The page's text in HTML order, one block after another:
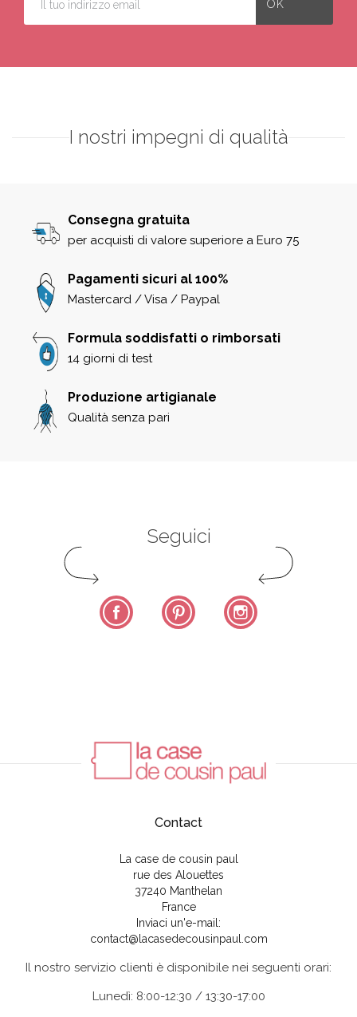
I nostri impegni di qualità
Consegna gratuita
per acquisti di valore superiore a Euro 75
Pagamenti sicuri al 100%
Mastercard / Visa / Paypal
Formula soddisfatti o rimborsati
14 giorni di test
Produzione artigianale
Qualità senza pari
Seguici
Facebook Pinterest
Contact
La case de cousin paul
rue des Alouettes
37240 Manthelan
France
Inviaci un'e-mail:
contact@lacasedecousinpaul.com
Il nostro servizio clienti è disponibile nei seguenti orari:
Lunedì: 8:00-12:30 / 13:30-17:00